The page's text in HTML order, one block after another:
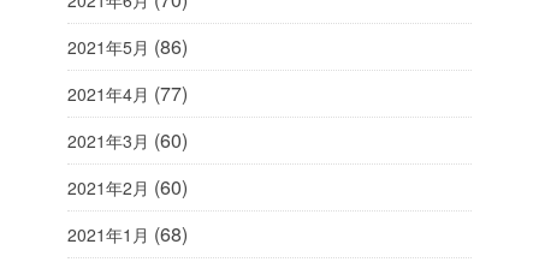
2021年5月 (86)
2021年4月 (77)
2021年3月 (60)
2021年2月 (60)
2021年1月 (68)